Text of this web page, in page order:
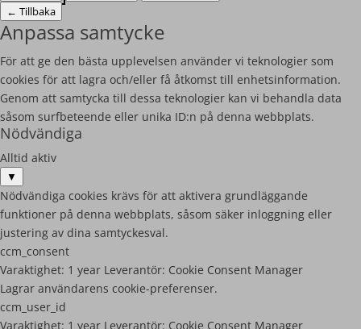
← Tillbaka
Anpassa samtycke
För att ge den bästa upplevelsen använder vi teknologier som
cookies för att lagra och/eller få åtkomst till enhetsinformation.
Genom att samtycka till dessa teknologier kan vi behandla data
såsom surfbeteende eller unika ID:n på denna webbplats.
Nödvändiga
Alltid aktiv
▼
Nödvändiga cookies krävs för att aktivera grundläggande
funktioner på denna webbplats, såsom säker inloggning eller
justering av dina samtyckesval.
ccm_consent
Varaktighet: 1 year Leverantör: Cookie Consent Manager
Lagrar användarens cookie-preferenser.
ccm_user_id
Varaktighet: 1 year Leverantör: Cookie Consent Manager